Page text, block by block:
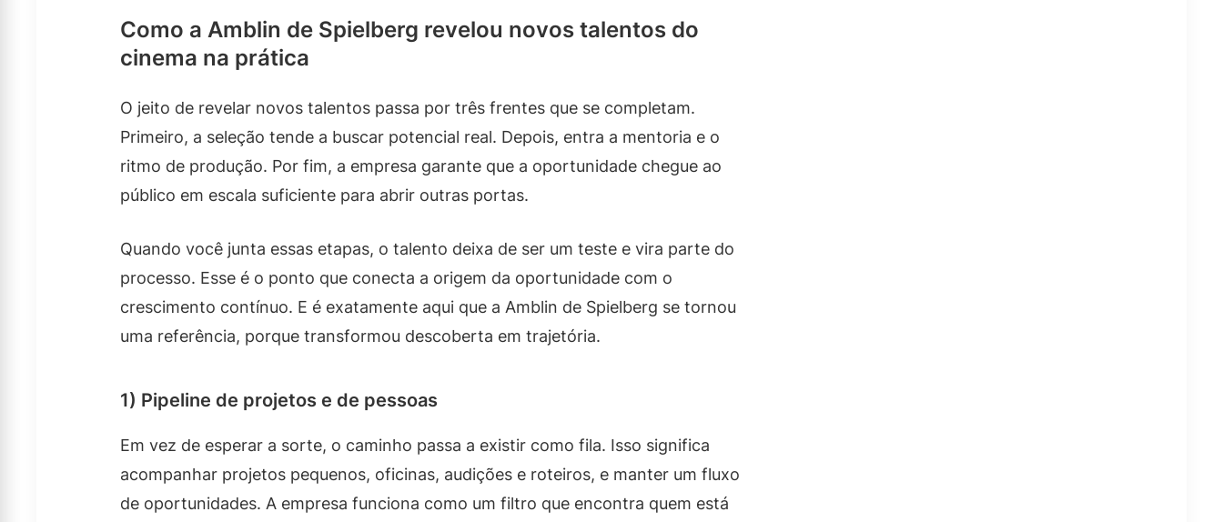
Como a Amblin de Spielberg revelou novos talentos do
cinema na prática
O jeito de revelar novos talentos passa por três frentes que se completam.
Primeiro, a seleção tende a buscar potencial real. Depois, entra a mentoria e o
ritmo de produção. Por fim, a empresa garante que a oportunidade chegue ao
público em escala suficiente para abrir outras portas.
Quando você junta essas etapas, o talento deixa de ser um teste e vira parte do
processo. Esse é o ponto que conecta a origem da oportunidade com o
crescimento contínuo. E é exatamente aqui que a Amblin de Spielberg se tornou
uma referência, porque transformou descoberta em trajetória.
1) Pipeline de projetos e de pessoas
Em vez de esperar a sorte, o caminho passa a existir como fila. Isso significa
acompanhar projetos pequenos, oficinas, audições e roteiros, e manter um fluxo
de oportunidades. A empresa funciona como um filtro que encontra quem está